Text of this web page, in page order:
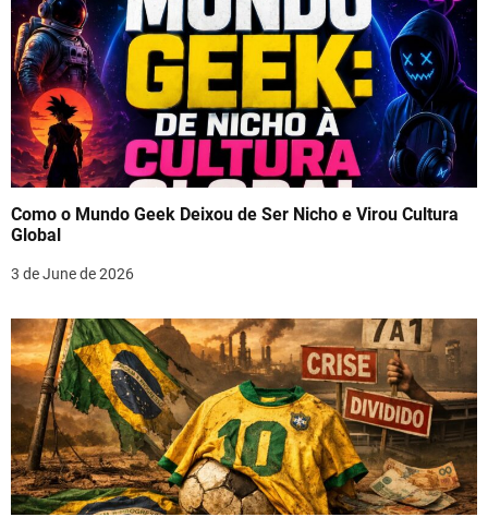
Como o Mundo Geek Deixou de Ser Nicho e Virou Cultura
Global
3 de June de 2026